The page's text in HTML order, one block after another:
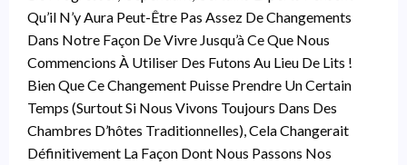
Qu’il N’y Aura Peut-Être Pas Assez De Changements
Dans Notre Façon De Vivre Jusqu’à Ce Que Nous
Commencions À Utiliser Des Futons Au Lieu De Lits !
Bien Que Ce Changement Puisse Prendre Un Certain
Temps (surtout Si Nous Vivons Toujours Dans Des
Chambres D’hôtes Traditionnelles), Cela Changerait
Définitivement La Façon Dont Nous Passons Nos